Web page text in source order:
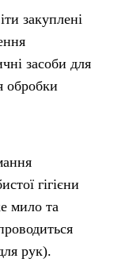
закуплені
засоби для
обробки
гігієни
мило та
рук).